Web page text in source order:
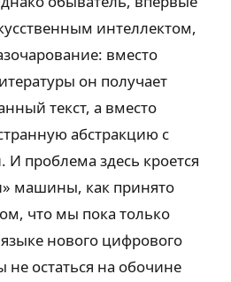
интеллектом,
вместо
он получает
текст, а вместо
абстракцию с
проблема здесь кроется
машины, как принято
что мы пока только
нового цифрового
не остаться на обочине